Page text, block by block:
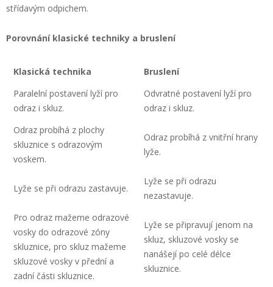
střídavým odpichem.
Porovnání klasické techniky a bruslení
Klasická technika
Bruslení
Paralelní postavení lyží pro
odraz i skluz.
Odvratné postavení lyží pro
odraz i skluz.
Odraz probíhá z plochy
skluznice s odrazovým
voskem.
Odraz probíhá z vnitřní hrany
lyže.
Lyže se při odrazu zastavuje.
Lyže se při odrazu
nezastavuje.
Pro odraz mažeme odrazové
vosky do odrazové zóny
skluznice, pro skluz mažeme
skluzové vosky v přední a
zadní části skluznice.
Lyže se připravují jenom na
skluz, skluzové vosky se
nanášejí po celé délce
skluznice.